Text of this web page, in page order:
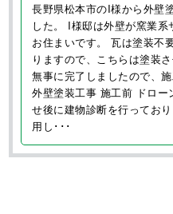
長野県松本市のI様から外壁
した。 I様邸は外壁が窯業
お住まいです。 瓦は塗装不
りますので、こちらは塗装
無事に完了しましたので、
外壁塗装工事 施工前 ドロ
せ後に建物診断を行ってお
用し･･･